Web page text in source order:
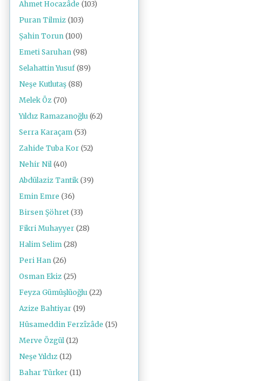
Ahmet Hocazâde (103)
Puran Tilmiz (103)
Şahin Torun (100)
Emeti Saruhan (98)
Selahattin Yusuf (89)
Neşe Kutlutaş (88)
Melek Öz (70)
Yıldız Ramazanoğlu (62)
Serra Karaçam (53)
Zahide Tuba Kor (52)
Nehir Nil (40)
Abdülaziz Tantik (39)
Emin Emre (36)
Birsen Şöhret (33)
Fikri Muhayyer (28)
Halim Selim (28)
Peri Han (26)
Osman Ekiz (25)
Feyza Gümüşlüoğlu (22)
Azize Bahtiyar (19)
Hüsameddin Ferzîzâde (15)
Merve Özgül (12)
Neşe Yıldız (12)
Bahar Türker (11)